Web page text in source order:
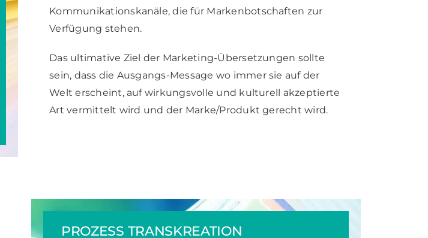
Kommunikationskanäle, die für Markenbotschaften zur
Verfügung stehen.
Das ultimative Ziel der Marketing-Übersetzungen sollte
sein, dass die Ausgangs-Message wo immer sie auf der
Welt erscheint, auf wirkungsvolle und kulturell akzeptierte
Art vermittelt wird und der Marke/Produkt gerecht wird.
PROZESS TRANSKREATION